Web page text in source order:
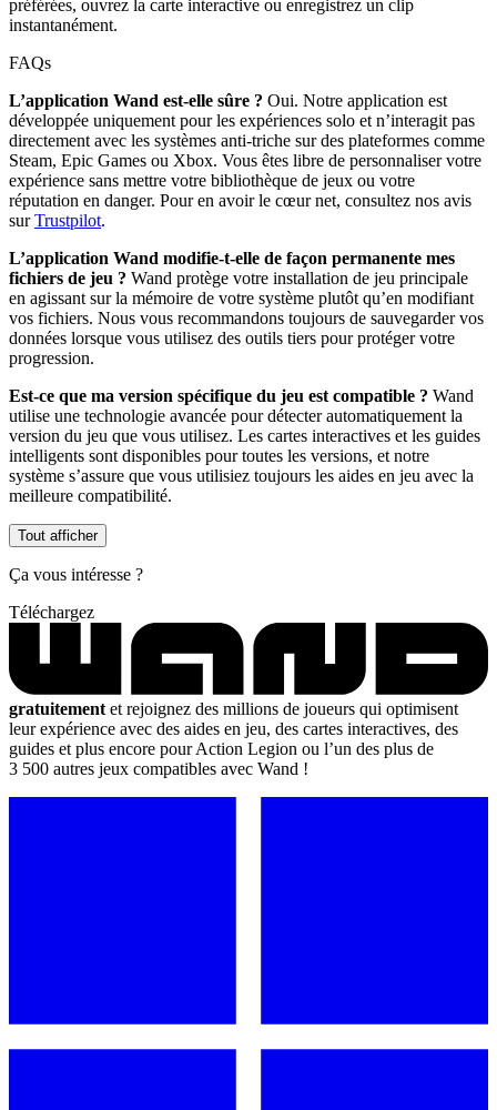
préférées, ouvrez la carte interactive ou enregistrez un clip
instantanément.
FAQs
L’application Wand est-elle sûre ? Oui. Notre application est
développée uniquement pour les expériences solo et n’interagit pas
directement avec les systèmes anti-triche sur des plateformes comme
Steam, Epic Games ou Xbox. Vous êtes libre de personnaliser votre
expérience sans mettre votre bibliothèque de jeux ou votre
réputation en danger. Pour en avoir le cœur net, consultez nos avis
surTrustpilot.
L’application Wand modifie-t-elle de façon permanente mes
fichiers de jeu ? Wand protège votre installation de jeu principale
en agissant sur la mémoire de votre système plutôt qu’en modifiant
vos fichiers. Nous vous recommandons toujours de sauvegarder vos
données lorsque vous utilisez des outils tiers pour protéger votre
progression.
Est-ce que ma version spécifique du jeu est compatible ? Wand
utilise une technologie avancée pour détecter automatiquement la
version du jeu que vous utilisez. Les cartes interactives et les guides
intelligents sont disponibles pour toutes les versions, et notre
système s’assure que vous utilisiez toujours les aides en jeu avec la
meilleure compatibilité.
Tout afficher
Ça vous intéresse ?
Téléchargez
gratuitement et rejoignez des millions de joueurs qui optimisent
leur expérience avec des aides en jeu, des cartes interactives, des
guides et plus encore pour Action Legion ou l’un des plus de
3 500 autres jeux compatibles avec Wand !